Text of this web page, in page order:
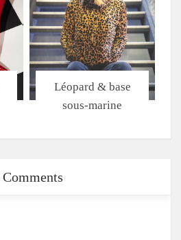
Léopard & base
sous-marine
Comments